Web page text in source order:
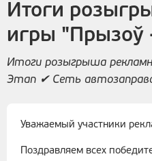
Итоги
игры "Прызоў
Итоги розыгрыша
Этап ✔ Сеть
Уважаемый участники
Поздравляем всех